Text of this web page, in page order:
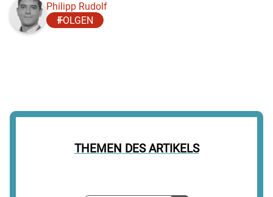
THEMEN DES ARTIKELS
Philipp Rudolf
FOLGEN